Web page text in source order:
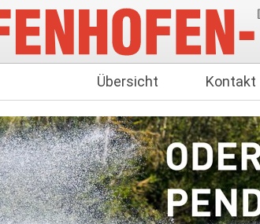
Übersicht Kontakt